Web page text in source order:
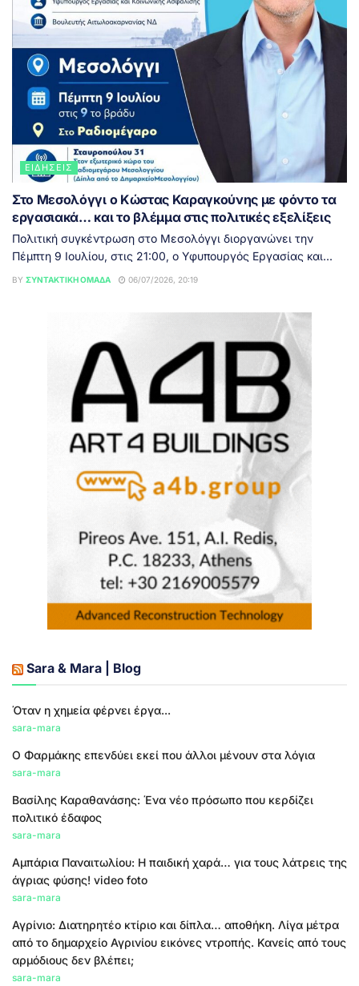
ΕΙΔΉΣΕΙΣ
Στο Μεσολόγγι ο Κώστας Καραγκούνης με φόντο τα
εργασιακά… και το βλέμμα στις πολιτικές εξελίξεις
Πολιτική συγκέντρωση στο Μεσολόγγι διοργανώνει την
Πέμπτη 9 Ιουλίου, στις 21:00, ο Υφυπουργός Εργασίας και...
BY ΣΥΝΤΑΚΤΙΚΉ ΟΜΆΔΑ 06/07/2026, 20:19
Sara & Mara | Blog
Όταν η χημεία φέρνει έργα...
sara-mara
Ο Φαρμάκης επενδύει εκεί που άλλοι μένουν στα λόγια
sara-mara
Βασίλης Καραθανάσης: Ένα νέο πρόσωπο που κερδίζει
πολιτικό έδαφος
sara-mara
Αμπάρια Παναιτωλίου: Η παιδική χαρά… για τους λάτρεις της
άγριας φύσης! video foto
sara-mara
Αγρίνιο: Διατηρητέο κτίριο και δίπλα… αποθήκη. Λίγα μέτρα
από το δημαρχείο Αγρινίου εικόνες ντροπής. Κανείς από τους
αρμόδιους δεν βλέπει;
sara-mara